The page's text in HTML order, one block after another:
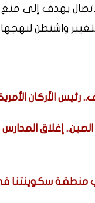
يهدف إلى
واشنطن
رئيس الأركان
إغلاق